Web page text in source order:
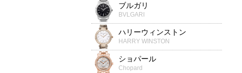
ブルガリ
BVLGARI
ハリーウィンストン
HARRY WINSTON
ショパール
Chopard